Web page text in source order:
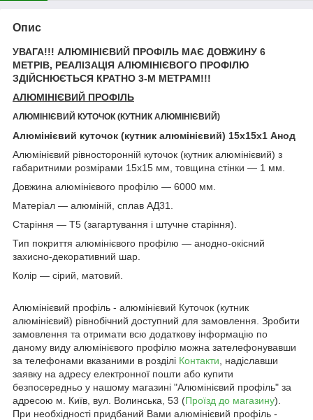
Опис
УВАГА!!! АЛЮМІНІЄВИЙ ПРОФІЛЬ МАЄ ДОВЖИНУ 6
МЕТРІВ, РЕАЛІЗАЦІЯ АЛЮМІНІЄВОГО ПРОФІЛЮ
ЗДІЙСНЮЄТЬСЯ КРАТНО 3-М МЕТРАМ!!!
АЛЮМІНІЄВИЙ ПРОФІЛЬ
АЛЮМІНІЄВИЙ КУТОЧОК (КУТНИК АЛЮМІНІЄВИЙ)
Алюмінієвий куточок (кутник алюмінієвий) 15х15х1 Анод
Алюмінієвий рівносторонній куточок (кутник алюмінієвий) з
габаритними розмірами 15х15 мм, товщина стінки ― 1 мм.
Довжина алюмінієвого профілю ― 6000 мм.
Матеріал ― алюміній, сплав АД31.
Старіння ― Т5 (загартування і штучне старіння).
Тип покриття алюмінієвого профілю ― анодно-окісний
захисно-декоративний шар.
Колір ― сірий, матовий.
Алюмінієвий профіль - алюмінієвий Куточок (кутник
алюмінієвий) рівнобічний доступний для замовлення. Зробити
замовлення та отримати всю додаткову інформацію по
даному виду алюмінієвого профілю можна зателефонувавши
за телефонами вказаними в розділі Контакти , надіславши
заявку на адресу електронної пошти або купити
безпосередньо у нашому магазині "Алюмінієвий профіль" за
адресою м. Київ, вул. Волинська, 53 (Проїзд до магазину).
При необхідності придбаний Вами алюмінієвий профіль -